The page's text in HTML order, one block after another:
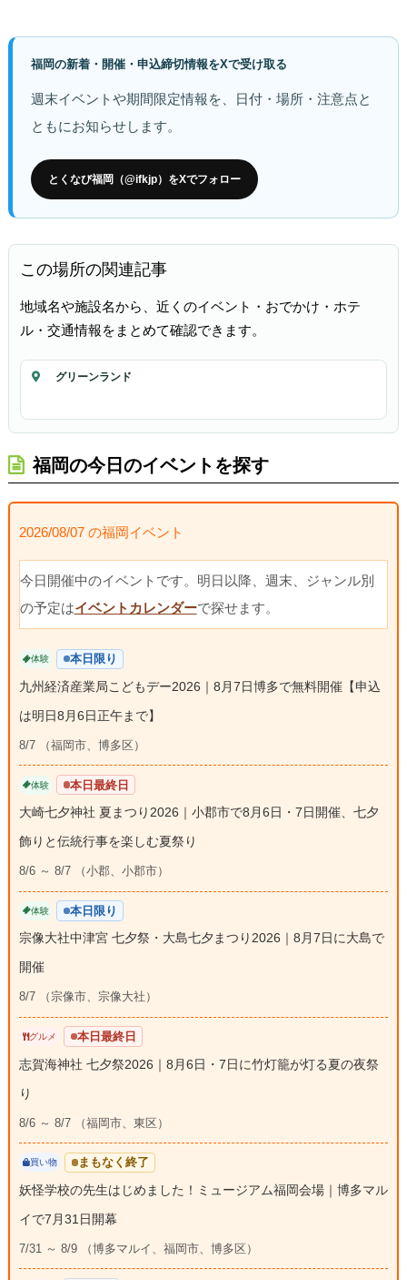
福岡の新着・開催・申込締切情報をXで受け取る
週末イベントや期間限定情報を、日付・場所・注意点と
ともにお知らせします。
とくなび福岡（@ifkjp）をXでフォロー
この場所の関連記事
地域名や施設名から、近くのイベント・おでかけ・ホテ
ル・交通情報をまとめて確認できます。
グリーンランド
福岡の今日のイベントを探す
2026/08/07 の福岡イベント
今日開催中のイベントです。明日以降、週末、ジャンル別
の予定はイベントカレンダーで探せます。
体験 本日限り
九州経済産業局こどもデー2026｜8月7日博多で無料開催【申込
は明日8月6日正午まで】
8/7 （福岡市、博多区）
体験 本日最終日
大崎七夕神社 夏まつり2026｜小郡市で8月6日・7日開催、七夕
飾りと伝統行事を楽しむ夏祭り
8/6 ～ 8/7 （小郡、小郡市）
体験 本日限り
宗像大社中津宮 七夕祭・大島七夕まつり2026｜8月7日に大島で
開催
8/7 （宗像市、宗像大社）
グルメ 本日最終日
志賀海神社 七夕祭2026｜8月6日・7日に竹灯籠が灯る夏の夜祭
り
8/6 ～ 8/7 （福岡市、東区）
買い物 まもなく終了
妖怪学校の先生はじめました！ミュージアム福岡会場｜博多マル
イで7月31日開幕
7/31 ～ 8/9 （博多マルイ、福岡市、博多区）